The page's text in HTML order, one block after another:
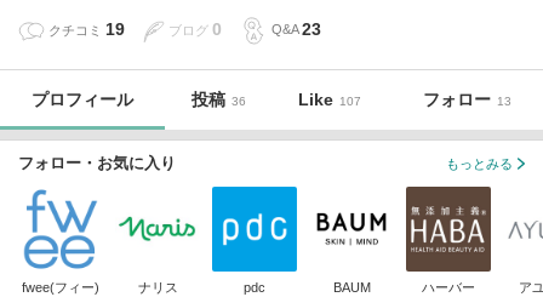
クチコミ 19 ブログ 0 Q&A 23
プロフィール 投稿 36 Like 107 フォロー 13
フォロー・お気に入り もっとみる
fwee(フィー) ナリス pdc BAUM ハーバー ア